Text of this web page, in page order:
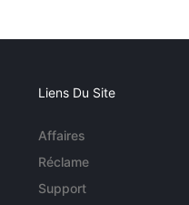
Liens Du Site
Affaires
Réclame
Support